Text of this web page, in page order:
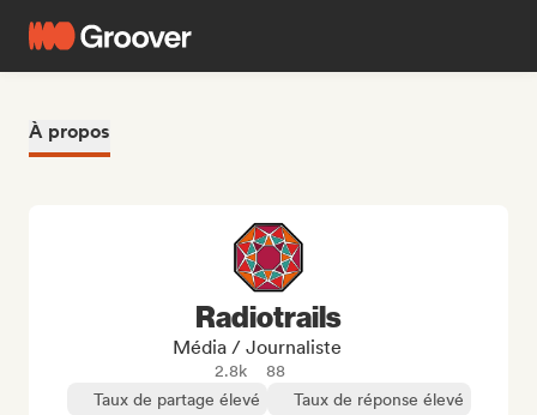
À propos
Radiotrails
Média / Journaliste
2.8k
88
Taux de partage élevé
Taux de réponse élevé